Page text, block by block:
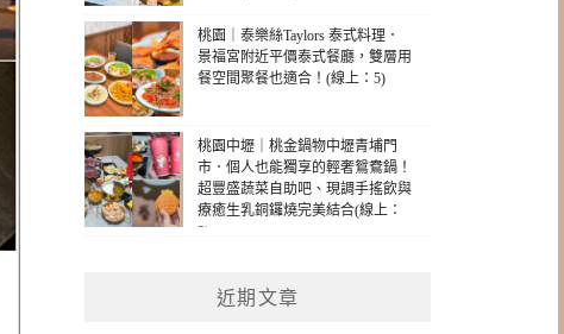
桃園｜泰樂絲Taylors 泰式料理．
景福宮附近平價泰式餐廳，雙層用
餐空間聚餐也適合！(線上：5)
桃園中壢｜桃金鍋物中壢青埔門
市．個人也能獨享的輕奢鴛鴦鍋！
超豐盛蔬菜自助吧、現調手搖飲與
療癒生乳銅鑼燒完美結合(線上：
3)
近期文章